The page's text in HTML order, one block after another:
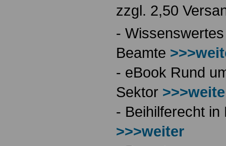
zzgl. 2,50
-
Beamte
- eBook Rund
Sektor
- Beihilferecht
>>>weiter